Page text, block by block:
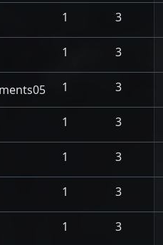
1 3
1 3
1 3
1 3
1 3
1 3
1 3